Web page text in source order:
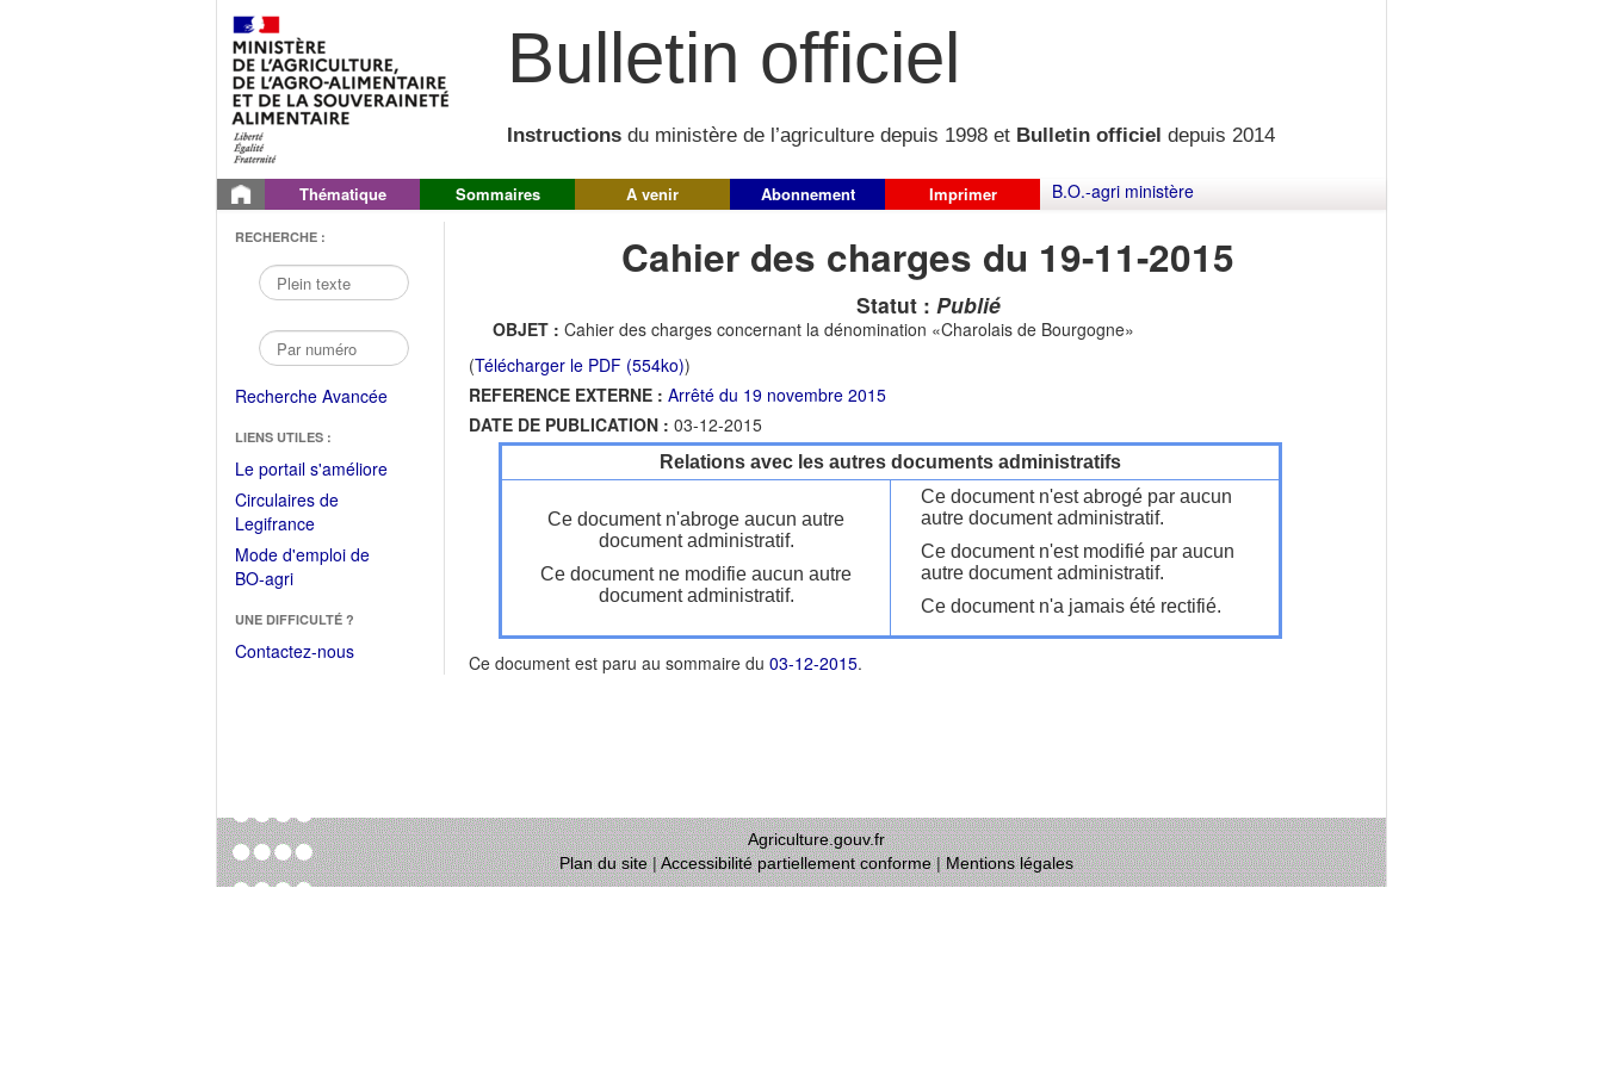
Bulletin officiel
Instructions du ministère de l’agriculture depuis 1998 et Bulletin officiel depuis 2014
Thématique Sommaires A venir Abonnement Imprimer B.O.-agri ministère
RECHERCHE :
Recherche Avancée
LIENS UTILES :
Le portail s'améliore(Fichier
Circulaires de
Legifrance(Ouvrir
dans
une
fenêtre)
Mode d'emploi de
BO-agri(Ouvrir
une
nouvelle
UNE DIFFICULTÉ ?
Contactez-nous
Cahier des charges du 19-11-2015
Statut : Publié
OBJET : Cahier des charges concernant la dénomination «Charolais de Bourgogne»
(Télécharger le PDF (554ko))
REFERENCE EXTERNE : Arrêté du 19 novembre 2015
DATE DE PUBLICATION : 03-12-2015
Relations avec les autres documents administratifs
Ce document n'abroge aucun autre
document administratif.
Ce document ne modifie aucun autre
document administratif.
Ce document n'est abrogé par aucun
autre document administratif.
Ce document n'est modifié par aucun
autre document administratif.
Ce document n'a jamais été rectifié.
Ce document est paru au sommaire du 03-12-2015.
Agriculture.gouv.fr
Plan du site|Accessibilité partiellement conforme|Mentions légales